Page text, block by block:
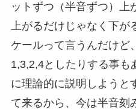
ットずつ（半音ずつ）
上がるだけじゃなく下が
ケールって言うんだけど
1,3,2,4としたりする事も
に理論的に説明しようと
て来るから、今は半音刻